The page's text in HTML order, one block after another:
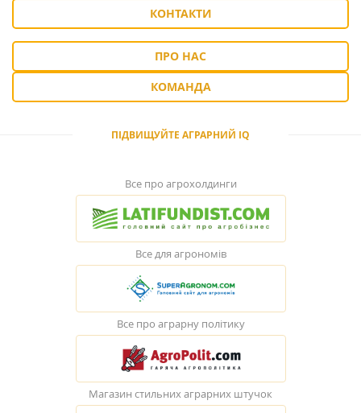
КОНТАКТИ
ПРО НАС
КОМАНДА
ПІДВИЩУЙТЕ АГРАРНИЙ IQ
Все про агрохолдинги
Все для агрономів
Все про аграрну політику
Магазин стильних аграрних штучок